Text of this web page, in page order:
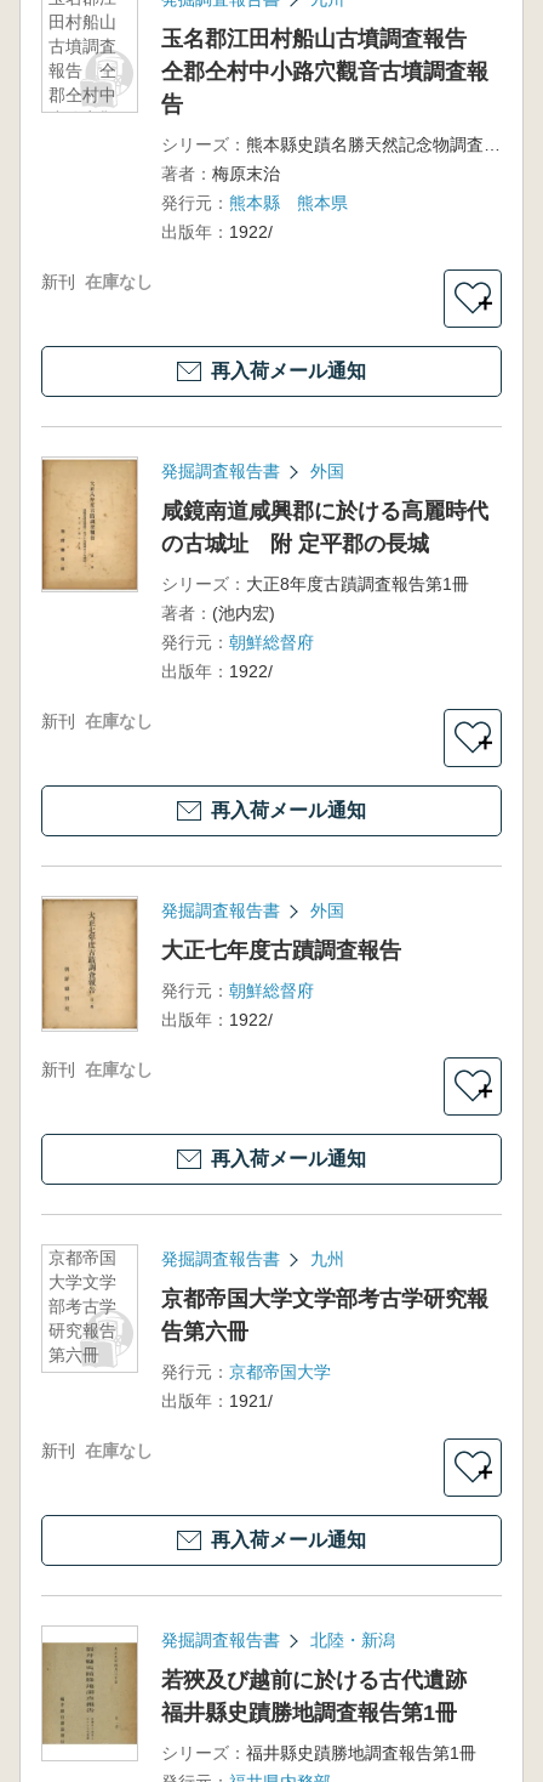
田村船山
古墳調査
報告 仝
郡仝村中
小路穴觀
玉名郡江田村船山古墳調査報告
仝郡仝村中小路穴觀音古墳調査報
告
シリーズ：
著者： 梅原末治
発行元： 熊本縣 熊本県
出版年： 1922/
新刊 在庫なし
＋
再入荷メール通知
発掘調査報告書 外国
咸鏡南道咸興郡に於ける高麗時代
の古城址 附 定平郡の長城
シリーズ： 大正8年度古蹟調査報告第1冊
著者： (池内宏)
発行元： 朝鮮総督府
出版年： 1922/
新刊 在庫なし
＋
再入荷メール通知
発掘調査報告書 外国
大正七年度古蹟調査報告
発行元： 朝鮮総督府
出版年： 1922/
新刊 在庫なし
＋
再入荷メール通知
京都帝国
大学文学
部考古学
研究報告
第六冊
発掘調査報告書 九州
京都帝国大学文学部考古学研究報
告第六冊
発行元： 京都帝国大学
出版年： 1921/
新刊 在庫なし
＋
再入荷メール通知
発掘調査報告書 北陸・新潟
若狹及び越前に於ける古代遺跡
福井縣史蹟勝地調査報告第1冊
シリーズ： 福井縣史蹟勝地調査報告第1冊